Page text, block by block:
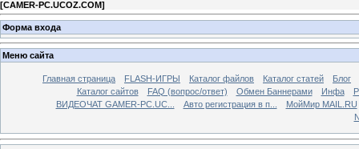
[CAMER-PC.UCOZ.COM]
Форма входа
Меню сайта
Главная страница FLASH-ИГРЫ Каталог файлов Каталог статей
Блог
Каталог сайтов
FAQ (вопрос/ответ) Обмен Баннерами Инфа
ВИДЕОЧАТ GAMER-PC.UC...
Aвто регистрация в п...
МойМир MAIL.RU